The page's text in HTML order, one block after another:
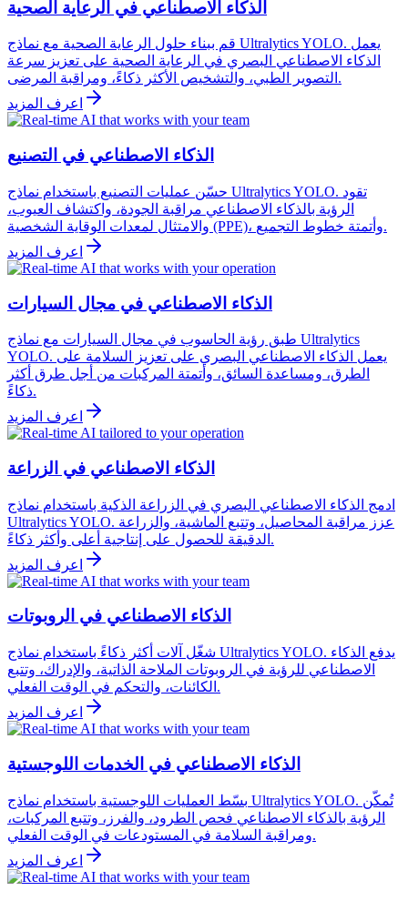
الذكاء الاصطناعي في الرعاية الصحية
قم ببناء حلول الرعاية الصحية مع نماذج Ultralytics YOLO. يعمل
الذكاء الاصطناعي البصري في الرعاية الصحية على تعزيز سرعة
التصوير الطبي، والتشخيص الأكثر ذكاءً، ومراقبة المرضى.
اعرف المزيد
الذكاء الاصطناعي في التصنيع
حسّن عمليات التصنيع باستخدام نماذج Ultralytics YOLO. تقود
الرؤية بالذكاء الاصطناعي مراقبة الجودة، واكتشاف العيوب،
والامتثال لمعدات الوقاية الشخصية (PPE)، وأتمتة خطوط التجميع.
اعرف المزيد
الذكاء الاصطناعي في مجال السيارات
طبق رؤية الحاسوب في مجال السيارات مع نماذج Ultralytics
YOLO. يعمل الذكاء الاصطناعي البصري على تعزيز السلامة على
الطرق، ومساعدة السائق، وأتمتة المركبات من أجل طرق أكثر
ذكاءً.
اعرف المزيد
الذكاء الاصطناعي في الزراعة
ادمج الذكاء الاصطناعي البصري في الزراعة الذكية باستخدام نماذج
Ultralytics YOLO. عزز مراقبة المحاصيل، وتتبع الماشية، والزراعة
الدقيقة للحصول على إنتاجية أعلى وأكثر ذكاءً.
اعرف المزيد
الذكاء الاصطناعي في الروبوتات
شغّل آلات أكثر ذكاءً باستخدام نماذج Ultralytics YOLO. يدفع الذكاء
الاصطناعي للرؤية في الروبوتات الملاحة الذاتية، والإدراك، وتتبع
الكائنات، والتحكم في الوقت الفعلي.
اعرف المزيد
الذكاء الاصطناعي في الخدمات اللوجستية
بسّط العمليات اللوجستية باستخدام نماذج Ultralytics YOLO. تُمكّن
الرؤية بالذكاء الاصطناعي فحص الطرود، والفرز، وتتبع المركبات،
ومراقبة السلامة في المستودعات في الوقت الفعلي.
اعرف المزيد